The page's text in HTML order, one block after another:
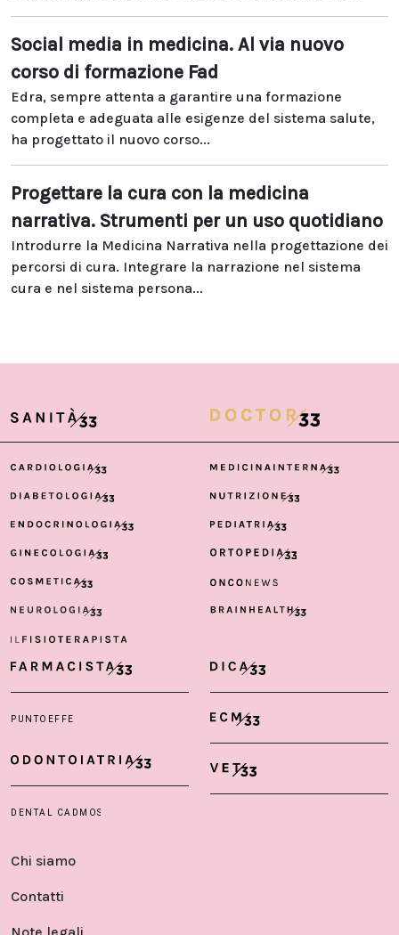
Social media in medicina. Al via nuovo
corso di formazione Fad
Edra, sempre attenta a garantire una formazione
completa e adeguata alle esigenze del sistema salute,
ha progettato il nuovo corso...
Progettare la cura con la medicina
narrativa. Strumenti per un uso quotidiano
Introdurre la Medicina Narrativa nella progettazione dei
percorsi di cura. Integrare la narrazione nel sistema
cura e nel sistema persona...
Chi siamo
Contatti